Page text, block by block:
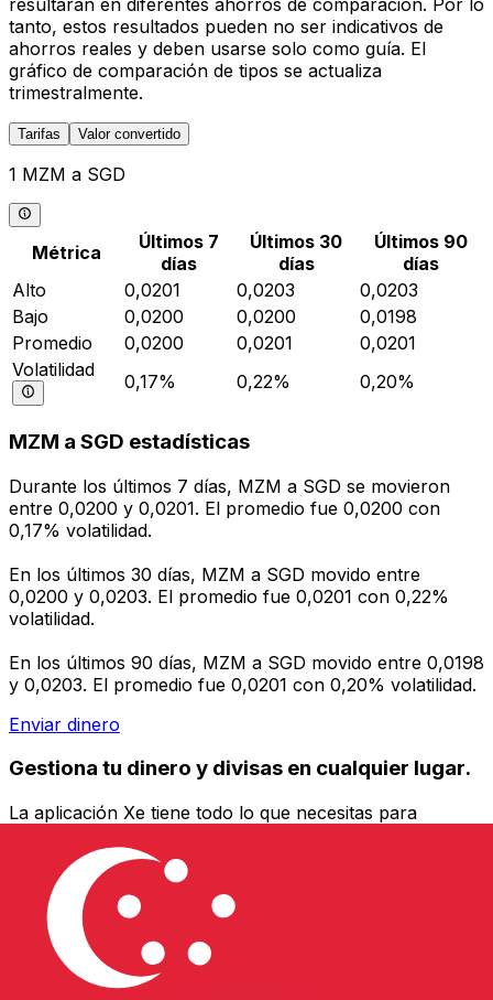
resultarán en diferentes ahorros de comparación. Por lo
tanto, estos resultados pueden no ser indicativos de
ahorros reales y deben usarse solo como guía. El
gráfico de comparación de tipos se actualiza
trimestralmente.
Tarifas Valor convertido
1 MZM a SGD
Métrica
Últimos 7
días
Últimos 30
días
Últimos 90
días
Alto
0,0201 0,0203
0,0203
Bajo
0,0200 0,0200
0,0198
Promedio
0,0200 0,0201
0,0201
Volatilidad
0,17% 0,22% 0,20%
MZM a SGD estadísticas
Durante los últimos 7 días, MZM a SGD se movieron
entre 0,0200 y 0,0201. El promedio fue 0,0200 con
0,17% volatilidad.
En los últimos 30 días, MZM a SGD movido entre
0,0200 y 0,0203. El promedio fue 0,0201 con 0,22%
volatilidad.
En los últimos 90 días, MZM a SGD movido entre 0,0198
y 0,0203. El promedio fue 0,0201 con 0,20% volatilidad.
Enviar dinero
Gestiona tu dinero y divisas en cualquier lugar.
La aplicación Xe tiene todo lo que necesitas para
divisas. Convierte divisas, configura alertas de tipos y
transfiere dinero al extranjero sin comisiones ocultas.
¡Descarga hoy!